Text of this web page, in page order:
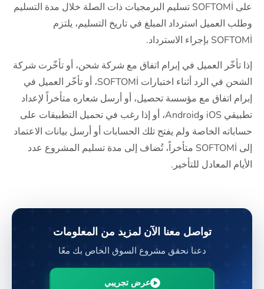
على SOFTOMİ تسليم البرمجيات ذات الصلة خلال مدة التسليم
وطلب العميل استرداد المبلغ في تاريخ التسليم، يلتزم
SOFTOMİ بإجراء الاسترداد.
إذا تأخّر العميل في إبرام اتفاق مع شركة شحن، أو تأخّرت شركة
الشحن في الرد أثناء اختبارات SOFTOMİ، أو تأخّر العميل في
إبرام اتفاق مع مؤسسة تحصيل، أو أرسل شعاره متأخراً لإعداد
تطبيقي iOS وAndroid، أو إذا رغب في تحميل التطبيقات على
حساباته الخاصة ولم يفتح تلك الحسابات أو أرسل بيانات الاعتماد
إلى SOFTOMİ متأخراً، تُضاف إلى مدة تسليم المشروع عدد
الأيام المعادل للتأخير.
تواصل معنا الآن لمزيد من المعلومات
دعنا نحقق مشروع السوق الخاص بك معًا
عرض تجريبي